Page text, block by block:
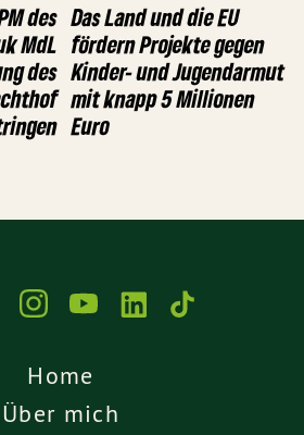
des
MdL
des
Das Land und die EU
fördern Projekte gegen
Kinder- und Jugendarmut
mit knapp 5 Millionen
Euro
Home
Über mich